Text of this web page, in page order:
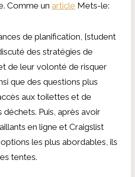
Comme un article Mets-le:
de planification, [student
des stratégies de
de leur volonté de risquer
que des questions plus
aux toilettes et de
Puis, après avoir
en ligne et Craigslist
les plus abordables, ils
tentes.